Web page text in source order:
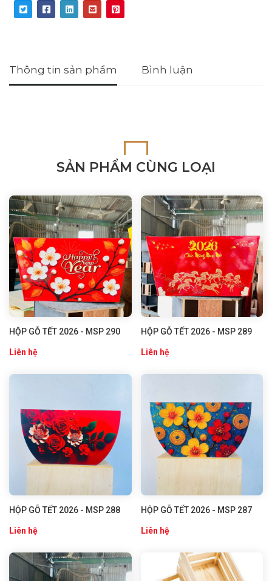
Thông tin sản phẩm Bình luận
SẢN PHẨM CÙNG LOẠI
HỘP GỖ TẾT 2026 - MSP 290
Liên hệ
HỘP GỖ TẾT 2026 - MSP 289
Liên hệ
HỘP GỖ TẾT 2026 - MSP 288
Liên hệ
HỘP GỖ TẾT 2026 - MSP 287
Liên hệ